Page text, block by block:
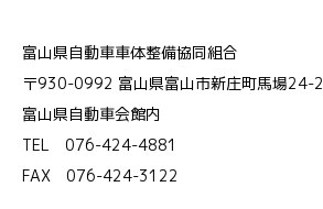
富山県自動車車体整備協同組合
〒930-0992 富山県富山市新庄町馬場24-2
富山県自動車会館内
TEL 076-424-4881
FAX 076-424-3122